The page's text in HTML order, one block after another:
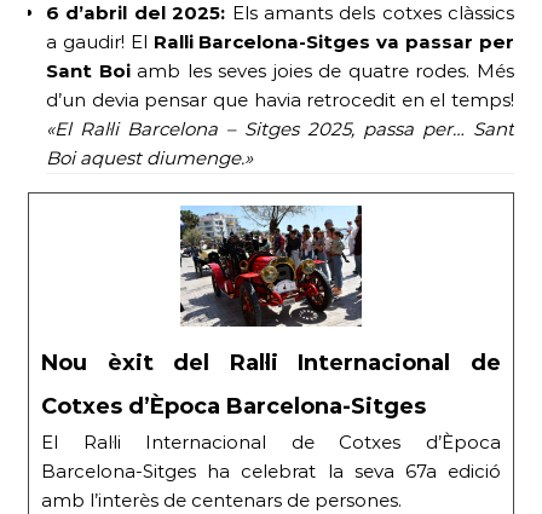
6 d’abril del 2025: Els amants dels cotxes clàssics
a gaudir! El Ral·li Barcelona-Sitges va passar per
Sant Boiamb les seves joies de quatre rodes. Més
d’un devia pensar que havia retrocedit en el temps!
«El Ral·li Barcelona – Sitges 2025, passa per… Sant
Boi aquest diumenge.»
Nou èxit del Ral·li Internacional de
Cotxes d’Època Barcelona-Sitges
El Ral·li Internacional de Cotxes d’Època
Barcelona-Sitges ha celebrat la seva 67a edició
amb l’interès de centenars de persones.